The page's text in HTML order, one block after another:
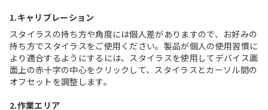
1.キャリブレーション
スタイラスの持ち方や角度には個人差がありますので、お好みの
持ち方でスタイラスをご使用ください。製品が個人の使用習慣に
より適合するようにするには、スタイラスを使用してデバイス画
面上の赤十字の中心をクリックして、スタイラスとカーソル間の
オフセットを調整します。
2.作業エリア